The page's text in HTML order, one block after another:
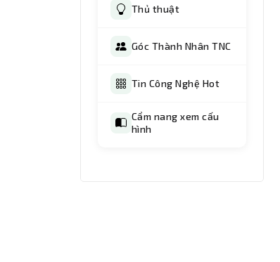
Thủ thuật
Góc Thành Nhân TNC
Tin Công Nghệ Hot
Cẩm nang xem cấu
hình